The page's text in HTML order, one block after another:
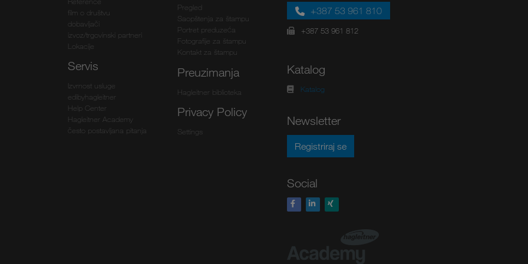
film o društvu
dobavljači
izvoz/trgovinski partneri
Lokacije
Servis
Izvrnost usluge
edibyhagleitner
Help Center
Hagleitner Academy
često postavljana pitanja
Pregled
Saopštenja za štampu
Portret preduzeća
Fotografije za štampu
Kontakt za štampu
Preuzimanja
Hagleitner biblioteka
Privacy Policy
Settings
+387 53 961 810
+387 53 961 812
Katalog
Katalog
Newsletter
Registriraj se
Social